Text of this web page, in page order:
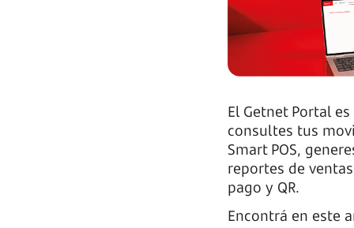
El Getnet Portal
consultes tus
Smart POS,
reportes de
pago y QR.
Encontrá en este